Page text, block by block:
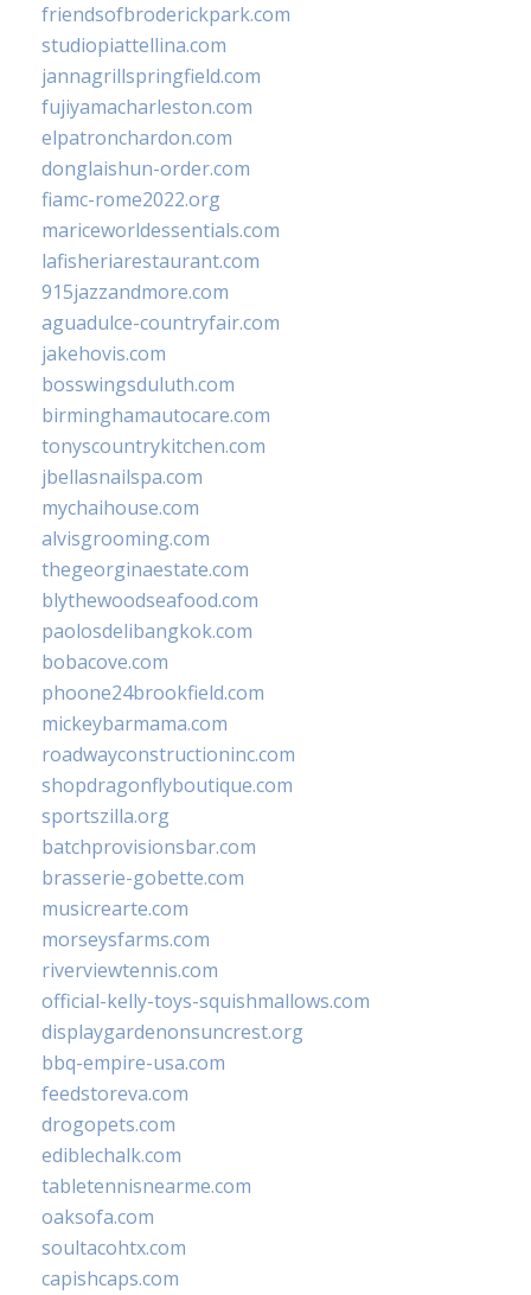
friendsofbroderickpark.com
studiopiattellina.com
jannagrillspringfield.com
fujiyamacharleston.com
elpatronchardon.com
donglaishun-order.com
fiamc-rome2022.org
mariceworldessentials.com
lafisheriarestaurant.com
915jazzandmore.com
aguadulce-countryfair.com
jakehovis.com
bosswingsduluth.com
birminghamautocare.com
tonyscountrykitchen.com
jbellasnailspa.com
mychaihouse.com
alvisgrooming.com
thegeorginaestate.com
blythewoodseafood.com
paolosdelibangkok.com
bobacove.com
phoone24brookfield.com
mickeybarmama.com
roadwayconstructioninc.com
shopdragonflyboutique.com
sportszilla.org
batchprovisionsbar.com
brasserie-gobette.com
musicrearte.com
morseysfarms.com
riverviewtennis.com
official-kelly-toys-squishmallows.com
displaygardenonsuncrest.org
bbq-empire-usa.com
feedstoreva.com
drogopets.com
ediblechalk.com
tabletennisnearme.com
oaksofa.com
soultacohtx.com
capishcaps.com